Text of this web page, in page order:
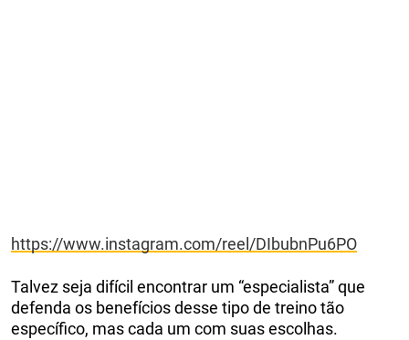
https://www.instagram.com/reel/DIbubnPu6PO
Talvez seja difícil encontrar um “especialista” que
defenda os benefícios desse tipo de treino tão
específico, mas cada um com suas escolhas.